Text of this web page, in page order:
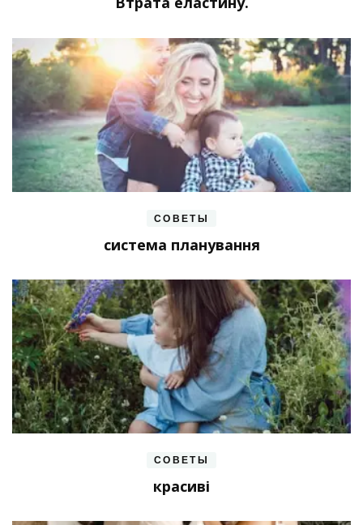
СОВЕТЫ
система планування
СОВЕТЫ
красиві